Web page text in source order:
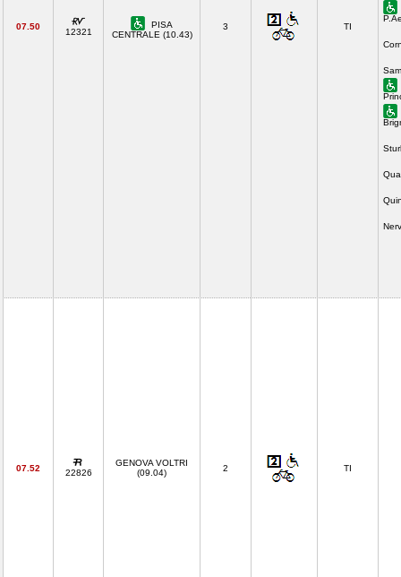
07.50
12321
PISA
CENTRALE (10.43)
3 TI
07.52 22826
GENOVA VOLTRI
(09.04)
2 TI